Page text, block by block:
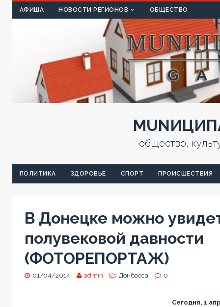
АФИША НОВОСТИ РЕГИОНОВ ОБЩЕСТВО
общество,
ПОЛИТИКА ЗДОРОВЬЕ СПОРТ ПРОИСШЕСТВИЯ
В Донецке можно
полувековой давности
(ФОТОРЕПОРТАЖ)
01/04/2014 admin Донбасса 0
Сегодня, 1